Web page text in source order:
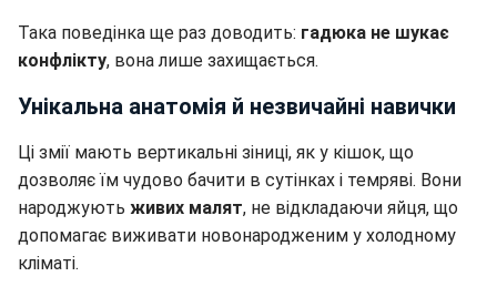
Така поведінка ще раз доводить: гадюка не шукає
конфлікту, вона лише захищається.
Унікальна анатомія й незвичайні навички
Ці змії мають вертикальні зіниці, як у кішок, що
дозволяє їм чудово бачити в сутінках і темряві. Вони
народжують живих малят, не відкладаючи яйця, що
допомагає виживати новонародженим у холодному
кліматі.